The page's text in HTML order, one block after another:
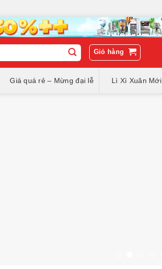
Giỏ hàng
Giá quá rẻ – Mừng đại lễ Lì Xì Xuân Mới